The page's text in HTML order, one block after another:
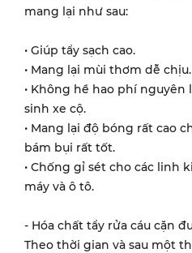
mang lại như sau:
• Giúp tẩy sạch cao.
• Mang lại mùi thơm dễ chịu.
• Không hề hao phí
sinh xe cộ.
• Mang lại độ bóng rất cao
bám bụi rất tốt.
• Chống gỉ sét cho các linh
máy và ô tô.
- Hóa chất tẩy rửa cáu cặn
Theo thời gian và sau một